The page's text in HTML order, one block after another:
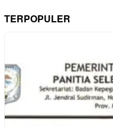
TERPOPULER